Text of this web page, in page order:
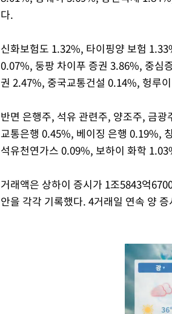
다.
신화보험도 1.32%, 타이핑양 보험
0.07%, 둥팡 차이푸 증권 3.86%, 중심
권 2.47%, 중국교통건설 0.14%, 헝루
반면 은행주, 석유 관련주, 양조주, 금
교통은행 0.45%, 베이징 은행 0.19%,
석유천연가스 0.09%, 보하이 화학
거래액은 상하이 증시가 1조5843억
안을 각각 기록했다. 4거래일 연속 양